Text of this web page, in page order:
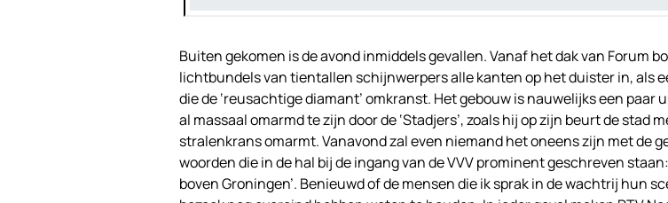
Buiten gekomen is de avond inmiddels gevallen. Vanaf het dak van Forum
lichtbundels van tientallen schijnwerpers alle kanten op het duister in, als
die de ‘reusachtige diamant’ omkranst. Het gebouw is nauwelijks een paar
al massaal omarmd te zijn door de ‘Stadjers’, zoals hij op zijn beurt de stad
stralenkrans omarmt. Vanavond zal even niemand het oneens zijn met de
woorden die in de hal bij de ingang van de VVV prominent geschreven
boven Groningen’. Benieuwd of de mensen die ik sprak in de wachtrij hun